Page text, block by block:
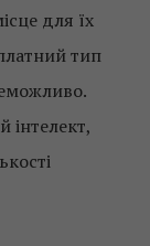
для їх
тип